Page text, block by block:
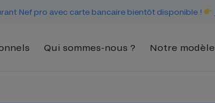
Nef pro avec carte bancaire bientôt disponible !
Qui sommes-nous ? Notre modèle